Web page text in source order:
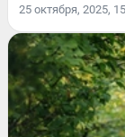
25 октября, 2025,